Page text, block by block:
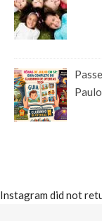
Paulo
Instagram did not